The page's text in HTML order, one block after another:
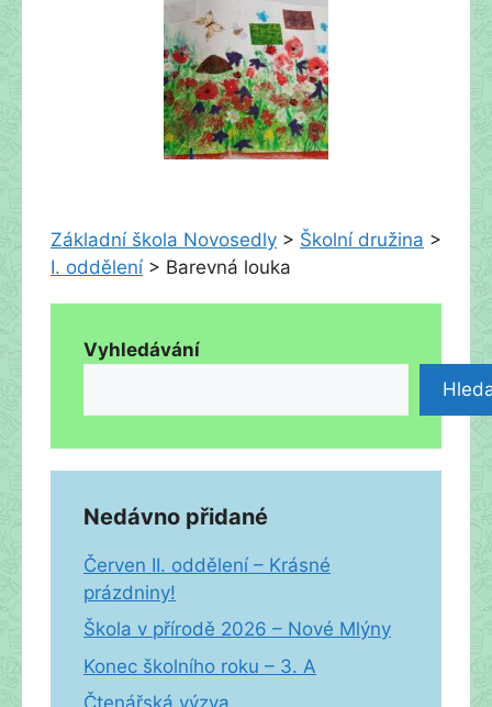
Základní škola Novosedly > Školní družina >
I. oddělení> Barevná louka
Vyhledávání
Nedávno přidané
Červen II. oddělení – Krásné
prázdniny!
Škola v přírodě 2026 – Nové Mlýny
Konec školního roku – 3. A
Čtenářská výzva